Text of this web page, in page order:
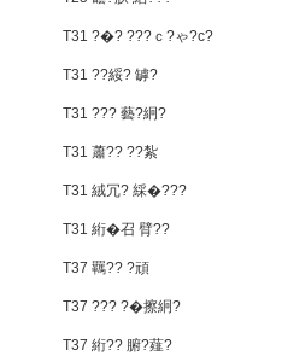
T31 ?�? ???ｃ?ゃ?с?
T31 ??綏? 罅?
T31 ??? 藝?絅?
T31 蕭?? ??紮
T31 絨冗? 綵�???
T31 絎�召 臂??
T37 羈?? ?頑
T37 ??? ?�擦絅?
T37 絎?? 腑?薤?